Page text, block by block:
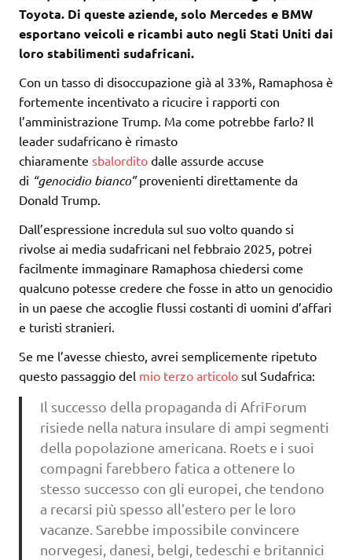
Toyota. Di queste aziende, solo Mercedes e BMW
esportano veicoli e ricambi auto negli Stati Uniti dai
loro stabilimenti sudafricani.
Con un tasso di disoccupazione già al 33%, Ramaphosa è
fortemente incentivato a ricucire i rapporti con
l’amministrazione Trump. Ma come potrebbe farlo? Il
leader sudafricano è rimasto
chiaramente sbalordito dalle assurde accuse
di “genocidio bianco”provenienti direttamente da
Donald Trump.
Dall’espressione incredula sul suo volto quando si
rivolse ai media sudafricani nel febbraio 2025, potrei
facilmente immaginare Ramaphosa chiedersi come
qualcuno potesse credere che fosse in atto un genocidio
in un paese che accoglie flussi costanti di uomini d’affari
e turisti stranieri.
Se me l’avesse chiesto, avrei semplicemente ripetuto
questo passaggio del mio terzo articolo sul Sudafrica:
Il successo della propaganda di AfriForum
risiede nella natura insulare di ampi segmenti
della popolazione americana. Roets e i suoi
compagni farebbero fatica a ottenere lo
stesso successo con gli europei, che tendono
a recarsi più spesso all’estero per le loro
vacanze. Sarebbe impossibile convincere
norvegesi, danesi, belgi, tedeschi e britannici